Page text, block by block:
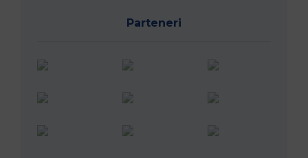
Parteneri